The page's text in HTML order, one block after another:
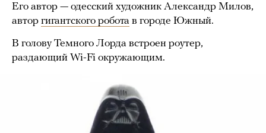
Его автор — одесский художник Александр Милов,
автор гигантского робота в городе Южный.
В голову Темного Лорда встроен роутер,
раздающий Wi-Fi окружающим.